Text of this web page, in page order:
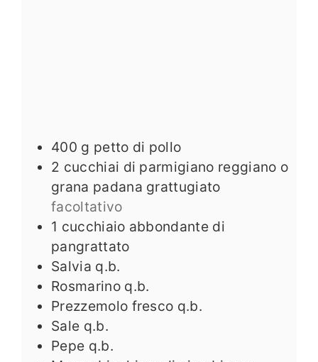
400 g petto di pollo
2 cucchiai di parmigiano reggiano o
grana padana grattugiato
facoltativo
1 cucchiaio abbondante di
pangrattato
Salvia q.b.
Rosmarino q.b.
Prezzemolo fresco q.b.
Sale q.b.
Pepe q.b.